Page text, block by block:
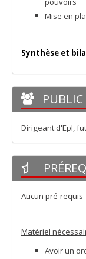
Mise en
Synthèse et
PUBLIC
Dirigeant d'Epl,
Aucun pré-requis
Matériel
Avoir un